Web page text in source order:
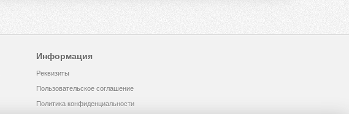
Информация
Реквизиты
Пользовательское соглашение
Политика конфиденциальности